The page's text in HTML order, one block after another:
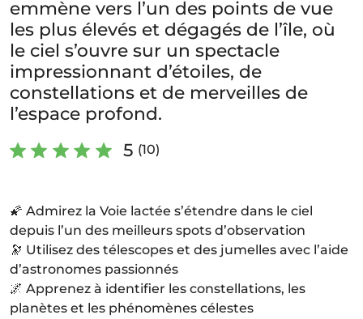
emmène vers l’un des points de vue
les plus élevés et dégagés de l’île, où
le ciel s’ouvre sur un spectacle
impressionnant d’étoiles, de
constellations et de merveilles de
l’espace profond.
5 (10)
🌠 Admirez la Voie lactée s’étendre dans le ciel
depuis l’un des meilleurs spots d’observation
🔭 Utilisez des télescopes et des jumelles avec l’aide
d’astronomes passionnés
🌌 Apprenez à identifier les constellations, les
planètes et les phénomènes célestes